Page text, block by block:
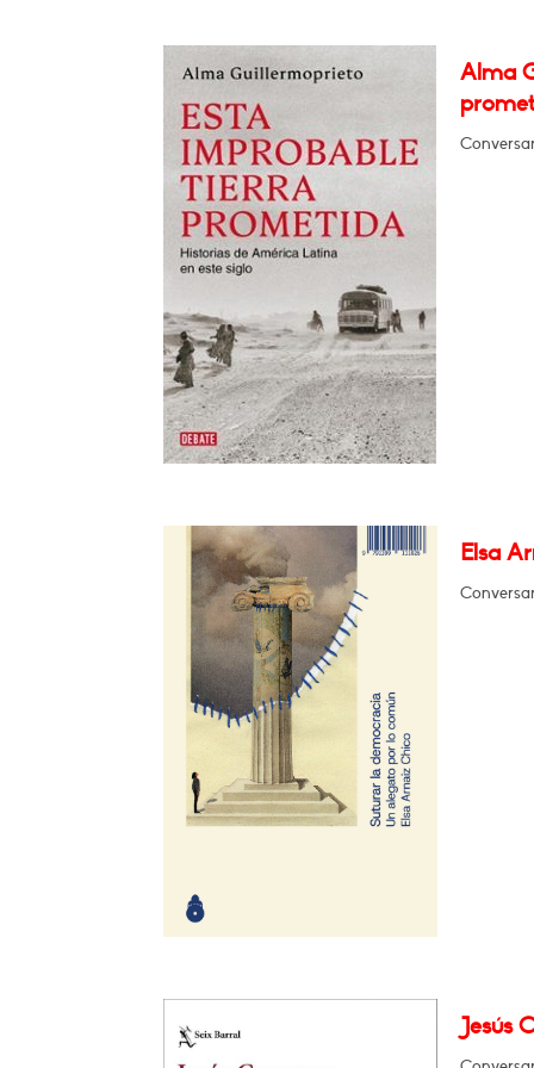
Alma
Elsa
Jesús